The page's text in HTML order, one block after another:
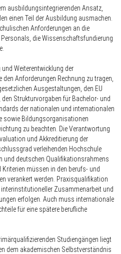
ausbildungsintegrierenden Ansatz,
einen Teil der Ausbildung ausmachen.
Anforderungen an die
die Wissenschaftsfundierung
Weiterentwicklung der
Anforderungen Rechnung zu tragen,
Ausgestaltungen, den EU
Strukturvorgaben für Bachelor- und
der nationalen und internationalen
sowie Bildungsorganisationen
zu beachten. Die Verantwortung
und Akkreditierung der
verleihenden Hochschule
und deutschen Qualifikationsrahmens
müssen in den berufs- und
verankert werden. Praxisqualifikation
Zusammenarbeit und
erfolgen. Auch muss internationale
für eine spätere berufliche
Studiengängen liegt
dem akademischen Selbstverständnis